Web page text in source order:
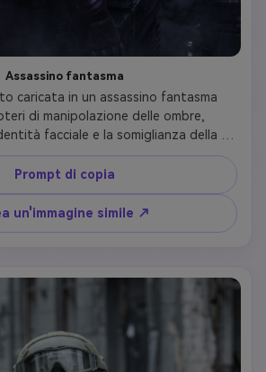
Assassino fantasma
caricata in un assassino fantasma
di manipolazione delle ombre,
facciale e la somiglianza della
abito viola scuro e nero con tendini
maschera misteriosa che copre la parte
e occhi luminosi. Posizione in una
sul tetto con effetti di oscurità
che la forma distintiva degli occhi e
Prompt di copia
un'immagine simile ↗